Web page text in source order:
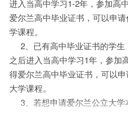
进入当高中学习1-2年，参加高
爱尔兰高中毕业证书，可以申
学课程。
2、已有高中毕业证书的学生
之后进入当高中学习1年，参加
得爱尔兰高中毕业证书，可以
大学课程。
3、若想申请爱尔兰公立大学